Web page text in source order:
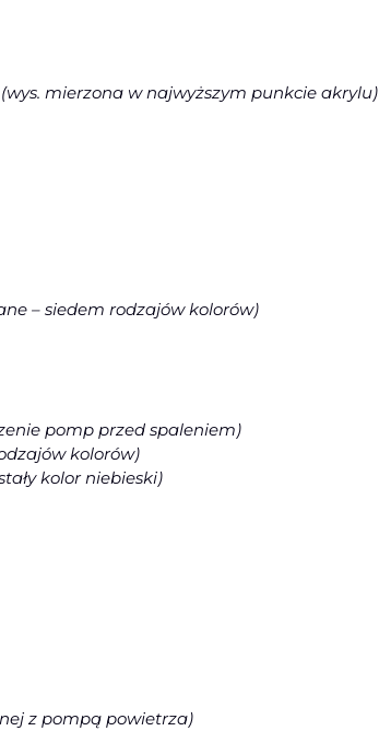
(wys. mierzona w najwyższym punkcie akrylu)
– siedem rodzajów kolorów)
pomp przed spaleniem)
kolorów)
kolor niebieski)
z pompą powietrza)